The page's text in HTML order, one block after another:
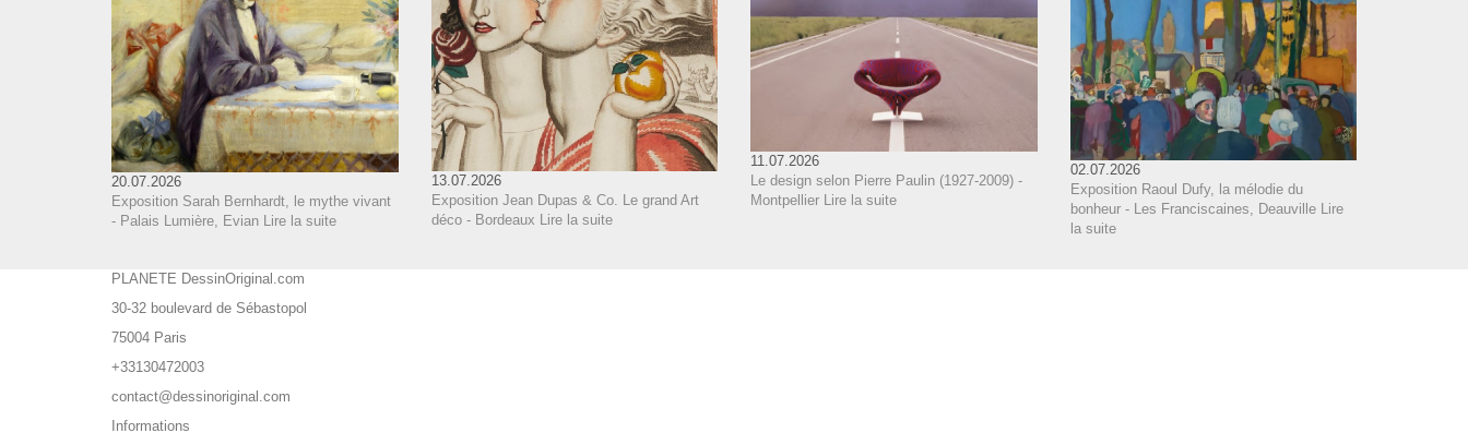
20.07.2026
Exposition Sarah Bernhardt, le mythe vivant
- Palais Lumière, Evian
Lire la suite
13.07.2026
Exposition Jean Dupas & Co. Le grand Art
déco - Bordeaux Lire la suite
11.07.2026
Le design selon Pierre Paulin (1927-2009) -
Montpellier Lire la suite
02.07.2026
Exposition Raoul Dufy, la mélodie du
bonheur - Les Franciscaines, Deauville
Lire
la suite
PLANETE DessinOriginal.com
30-32 boulevard de Sébastopol
75004 Paris
+33130472003
contact@dessinoriginal.com
Informations